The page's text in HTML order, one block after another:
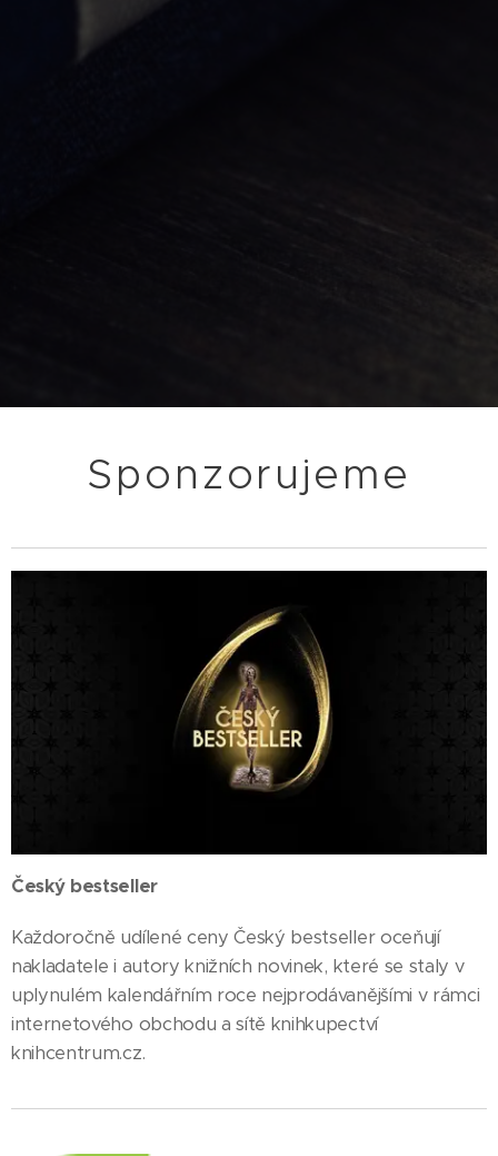
Sponzorujeme
Český bestseller
Každoročně udílené ceny Český bestseller oceňují
nakladatele i autory knižních novinek, které se staly v
uplynulém kalendářním roce nejprodávanějšími v rámci
internetového obchodu a sítě knihkupectví
knihcentrum.cz.